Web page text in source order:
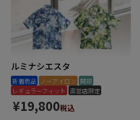
ルミナシエスタ
新着商品 ノーアイロン 開襟
レギュラーフィット 直営店限定
¥19,800税込